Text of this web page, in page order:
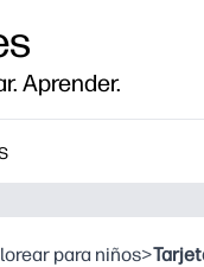
Aprender.
para niños>